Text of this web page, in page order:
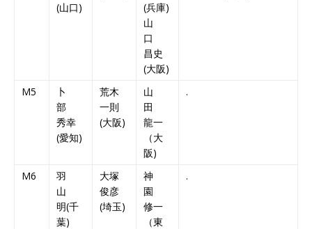
(山口)
(兵庫)
山
口
昌史
(大阪)
M5
卜
部
秀幸
(愛知)
荒木
一則
(大阪)
山
田
龍一
（大
阪)
.
M6
羽
山
明(千
葉)
大塚
俊彦
(埼玉)
神
園
修一
（東
.